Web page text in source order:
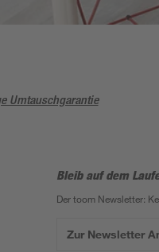
Umtauschgarantie
Bleib auf dem
Der toom Newsletter:
Zur Newsletter